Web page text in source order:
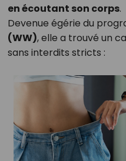
en écoutant son corps.
Devenue égérie du
(WW), elle a trouvé un
sans interdits stricts :